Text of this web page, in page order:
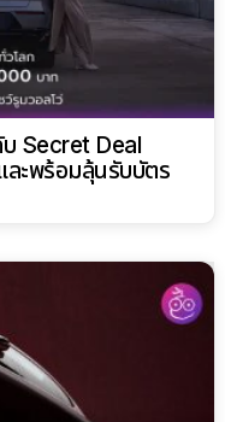
Secret Deal
ละพร้อมลุ้นรับบัตร